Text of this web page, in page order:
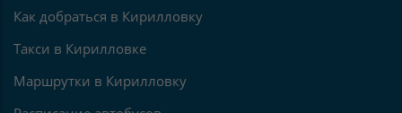
Как добраться в Кирилловку
Такси в Кирилловке
Маршрутки в Кирилловку